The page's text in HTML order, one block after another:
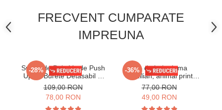
FRECVENT CUMPARATE
IMPREUNA
-28%
Sutien de Baie Verde Push
Up cu Burete Detasabil si
Bretele Ajustabile Lm065
109,00 RON
78,00 RON
-36%
Slip de baie dama
brazilian, animal print
lm056
77,00 RON
49,00 RON